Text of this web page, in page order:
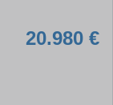
20.980 €